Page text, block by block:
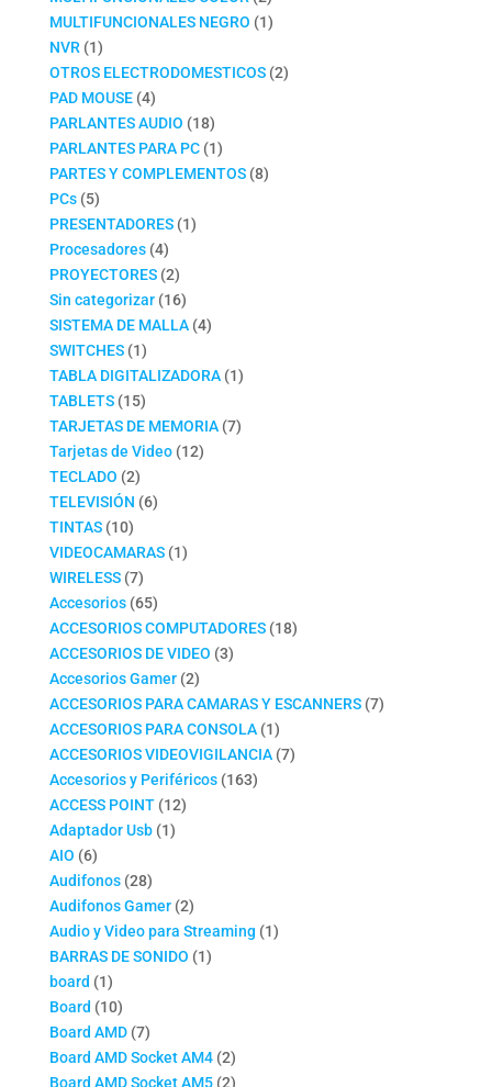
productos
MULTIFUNCIONALES NEGRO 11
NVR 11
producto
OTROS ELECTRODOMESTICOS 22
PAD MOUSE 44
productos
PARLANTES AUDIO 1818
productos
PARLANTES PARA PC 11
producto
PARTES Y COMPLEMENTOS 88
PCs 55
productos
PRESENTADORES 11
Procesadores 44
productos
PROYECTORES 22
productos
Sin categorizar 1616
productos
SISTEMA DE MALLA 44
SWITCHES 11
producto
TABLA DIGITALIZADORA 11
TABLETS 1515
productos
TARJETAS DE MEMORIA 77
Tarjetas de Video 1212
TECLADO 22
productos
TELEVISIÓN 66
TINTAS 1010
productos
VIDEOCAMARAS 11
WIRELESS 77
productos
Accesorios 6565
productos
ACCESORIOS COMPUTADORES 1818
ACCESORIOS DE VIDEO 33
Accesorios Gamer 22
productos
ACCESORIOS PARA CAMARAS Y ESCANNERS 77
ACCESORIOS PARA CONSOLA 11
producto
ACCESORIOS VIDEOVIGILANCIA 77
Accesorios y Periféricos 163163
ACCESS POINT 1212
Adaptador Usb 11
AIO 66
productos
Audifonos 2828
productos
Audifonos Gamer 22
productos
Audio y Video para Streaming 11
BARRAS DE SONIDO 11
board 11
producto
Board 1010
productos
Board AMD 77
productos
Board AMD Socket AM4 22
productos
Board AMD Socket AM5 22